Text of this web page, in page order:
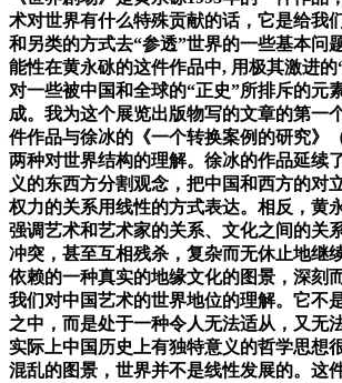
术对世界有什么特殊贡献的话，它是给我
和另类的方式去“参透”世界的一些基本问
能性在黄永砯的这件作品中, 用极其激进
对一些被中国和全球的“正史”所排斥的元
成。我为这个展览出版物写的文章的第一
件作品与徐冰的《一个转换案例的研究》
两种对世界结构的理解。徐冰的作品延续
义的东西方分割观念，把中国和西方的对
权力的关系用线性的方式表达。相反，黄
强调艺术和艺术家的关系、文化之间的关
冲突，甚至互相残杀，复杂而无休止地继
依赖的一种真实的地缘文化的图景，深刻
我们对中国艺术的世界地位的理解。它不
之中，而是处于一种令人无法适从，又无
实际上中国历史上有独特意义的哲学思想
混乱的图景，世界并不是线性发展的。这